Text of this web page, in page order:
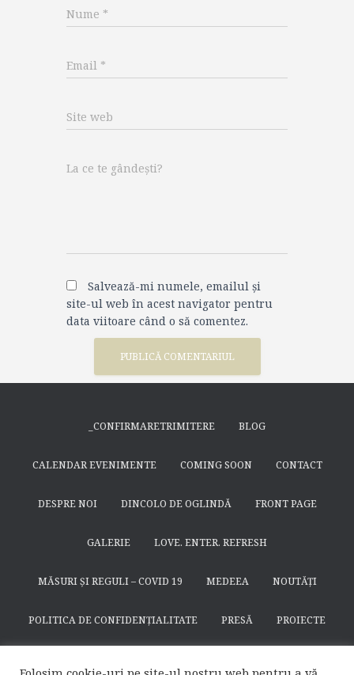
Nume *
Email *
Site web
La ce te gândești?
Salvează-mi numele, emailul și
site-ul web în acest navigator pentru
data viitoare când o să comentez.
_CONFIRMARETRIMITERE BLOG
CALENDAR EVENIMENTE COMING SOON CONTACT
DESPRE NOI DINCOLO DE OGLINDĂ FRONT PAGE
GALERIE LOVE. ENTER. REFRESH
MĂSURI ȘI REGULI – COVID 19 MEDEEA NOUTĂȚI
POLITICA DE CONFIDENȚIALITATE PRESĂ PROIECTE